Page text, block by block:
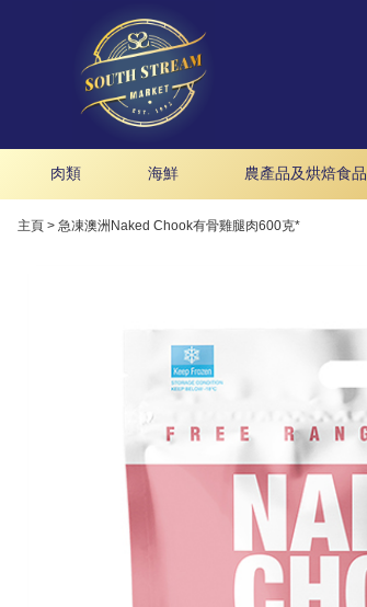
肉類 海鮮 農產品及烘焙食品
主頁 > 急凍澳洲Naked Chook有骨雞腿肉600克*